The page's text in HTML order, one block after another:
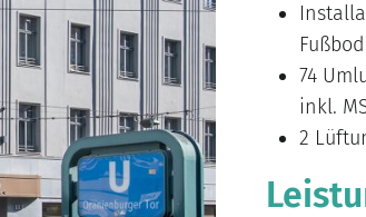
74
inkl.
2